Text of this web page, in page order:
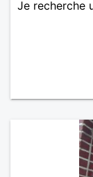
Je recherche